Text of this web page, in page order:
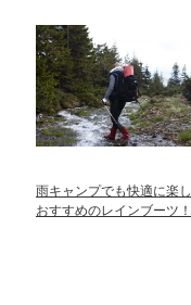
雨キャンプでも快適に楽
おすすめのレインブーツ